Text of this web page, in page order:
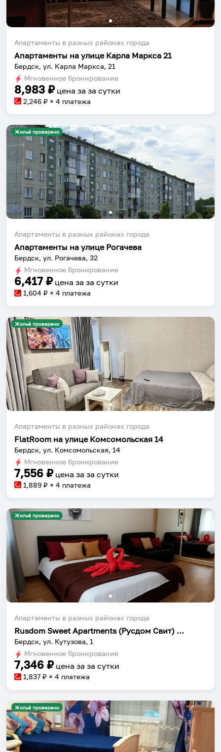
Апартаменты в разных районах города
Апартаменты на улице Карла Маркса 21
Бердск, ул. Карла Маркса, 21
Мгновенное бронирование
8,983 ₽ цена за за сутки
2,246 ₽ × 4 платежа
Жильё проверено
Апартаменты в разных районах города
Апартаменты на улице Рогачева
Бердск, ул. Рогачева, 32
Мгновенное бронирование
6,417 ₽ цена за за сутки
1,604 ₽ × 4 платежа
Жильё проверено
Апартаменты в разных районах города
FlatRoom на улице Комсомольская 14
Бердск, ул. Комсомольская, 14
Мгновенное бронирование
7,556 ₽ цена за за сутки
1,889 ₽ × 4 платежа
Жильё проверено
Апартаменты в разных районах города
Rusdom Sweet Apartments (Русдом Свит) на улице Кутузова
Бердск, ул. Кутузова, 1
Мгновенное бронирование
7,346 ₽ цена за за сутки
1,837 ₽ × 4 платежа
Жильё проверено